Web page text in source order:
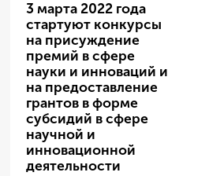
3 марта 2022 года
стартуют конкурсы
на присуждение
премий в сфере
науки и инноваций и
на предоставление
грантов в форме
субсидий в сфере
научной и
инновационной
деятельности